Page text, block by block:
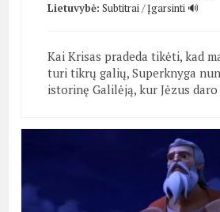
Lietuvybė: Subtitrai/Įgarsinti 🔊
Kai Krisas pradeda tikėti, kad
turi tikrų galių, Superknyga
istorinę Galilėją, kur Jėzus